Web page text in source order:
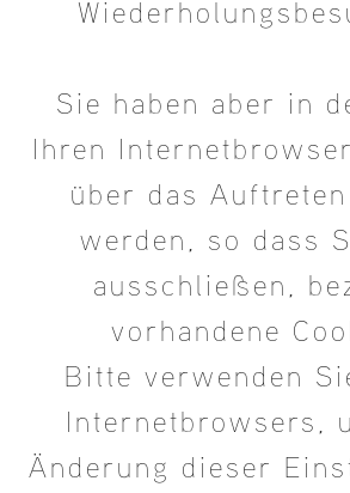
Sie haben aber in
Ihren
über das
werden, so dass
ausschließen,
vorhandene
Bitte verwenden
Internetbrowsers,
Änderung dieser